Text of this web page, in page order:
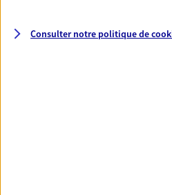
Consulter notre politique de